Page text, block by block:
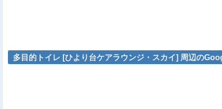
多目的トイレ [ひより台ケアラウンジ・スカイ] 周辺の